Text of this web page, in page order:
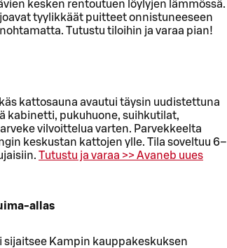
kesken rentoutuen löylyjen lämmössä.
tyylikkäät puitteet onnistuneeseen
Tutustu tiloihin ja varaa pian!
kattosauna avautui täysin uudistettuna
kabinetti, pukuhuone, suihkutilat,
vilvoittelua varten. Parvekkeelta
keskustan kattojen ylle. Tila soveltuu 6–
Tutustu ja varaa >>Avaneb uues
allas
sijaitsee Kampin kauppakeskuksen